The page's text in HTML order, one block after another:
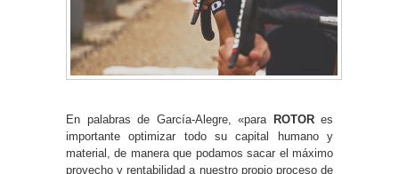
En palabras de García-Alegre, «para ROTORes
importante optimizar todo su capital humano y
material, de manera que podamos sacar el máximo
provecho y rentabilidad a nuestro propio proceso de